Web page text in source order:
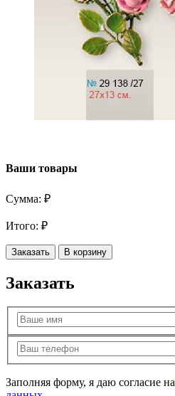
Ваши товары
Сумма: ₽
Итого: ₽
Заказать В корзину
Заказать
Заполняя форму, я даю согласие на